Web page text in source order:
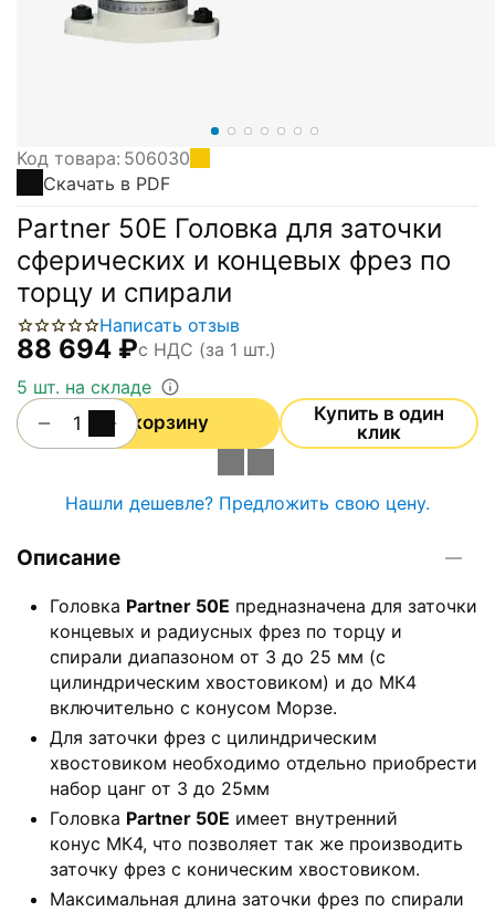
Код товара: 506030
Скачать в PDF
Partner 50E Головка для заточки
сферических и концевых фрез по
торцу и спирали
Написать отзыв
88 694 ₽с НДС (за 1 шт.)
5 шт. на складе
+
− В корзину
Купить в один
клик
Нашли дешевле? Предложить свою цену.
Описание
Головка Partner 50Е предназначена для заточки
концевых и радиусных фрез по торцу и
спирали диапазоном от 3 до 25 мм (с
цилиндрическим хвостовиком) и до МК4
включительно с конусом Морзе.
Для заточки фрез с цилиндрическим
хвостовиком необходимо отдельно приобрести
набор цанг от 3 до 25мм
Головка Partner 50Е имеет внутренний
конус МК4, что позволяет так же производить
заточку фрез с коническим хвостовиком.
Максимальная длина заточки фрез по спирали